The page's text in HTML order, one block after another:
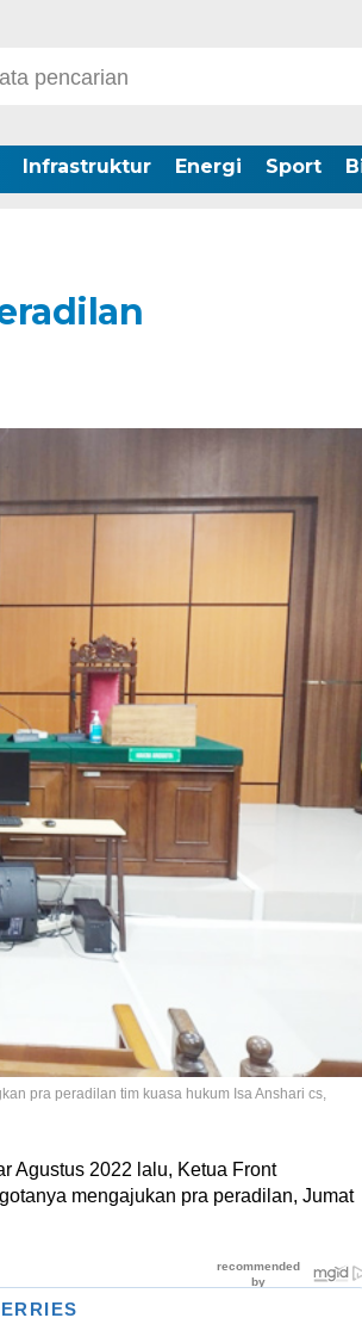
Infrastruktur Energi Sport
pra peradilan tim kuasa hukum Isa Anshari cs,
Agustus 2022 lalu, Ketua Front
mengajukan pra peradilan, Jumat